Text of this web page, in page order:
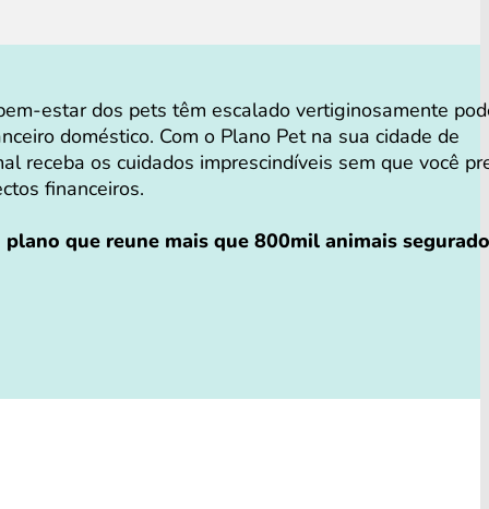
estar dos pets têm escalado vertiginosamente
doméstico. Com o Plano Pet na sua cidade de
receba os cuidados imprescindíveis sem que você
financeiros.
que reune mais que 800mil animais